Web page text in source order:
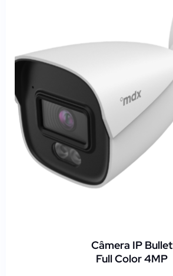
Câmera IP Bullet
Full Color 4MP